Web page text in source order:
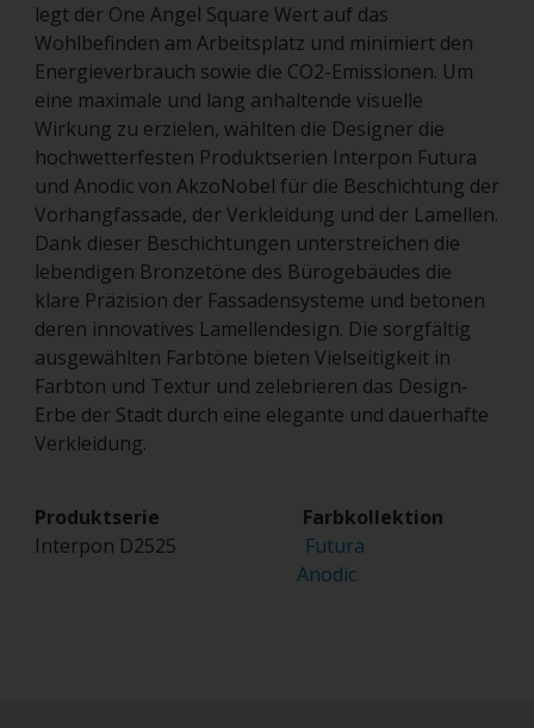
legt der One Angel Square Wert auf das
Wohlbefinden am Arbeitsplatz und minimiert den
Energieverbrauch sowie die CO2-Emissionen. Um
eine maximale und lang anhaltende visuelle
Wirkung zu erzielen, wählten die Designer die
hochwetterfesten Produktserien Interpon Futura
und Anodic von AkzoNobel für die Beschichtung der
Vorhangfassade, der Verkleidung und der Lamellen.
Dank dieser Beschichtungen unterstreichen die
lebendigen Bronzetöne des Bürogebäudes die
klare Präzision der Fassadensysteme und betonen
deren innovatives Lamellendesign. Die sorgfältig
ausgewählten Farbtöne bieten Vielseitigkeit in
Farbton und Textur und zelebrieren das Design-
Erbe der Stadt durch eine elegante und dauerhafte
Verkleidung.
Produktserie Farbkollektion
Interpon D2525 Futura
Anodic